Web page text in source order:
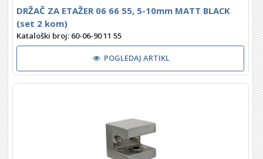
DRŽAČ ZA ETAŽER 06 66 55, 5-10mm MATT BLACK
(set 2 kom)
Kataloški broj: 60-06-90 11 55
POGLEDAJ ARTIKL